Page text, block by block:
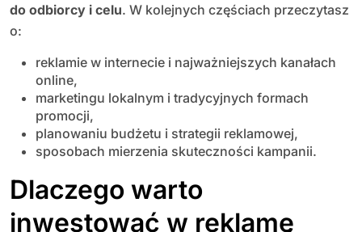
do odbiorcy i celu. W kolejnych częściach przeczytasz
o:
reklamie w internecie i najważniejszych kanałach
online,
marketingu lokalnym i tradycyjnych formach
promocji,
planowaniu budżetu i strategii reklamowej,
sposobach mierzenia skuteczności kampanii.
Dlaczego warto
inwestować w reklamę